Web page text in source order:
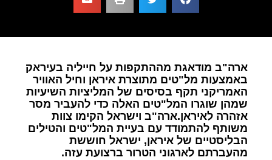
ארה"ב מודאגת מההתקפות על חייליה בעיראק
באמצעות מל"טים מתוצרת איראן וחיל האוויר
האמריקני תקף בסיסים של המליציות השיעיות
שמהן שוגרו המל"טים האלה כדי להעביר מסר
אזהרה לאיראן.ארה"ב וישראל הקימו צוות
משותף להתמודד עם בעיית המל"טים והטילים
הבליסטיים של איראן, ישראל חוששת
מהעברתם לארגוני הטרור ברצועת עזה.